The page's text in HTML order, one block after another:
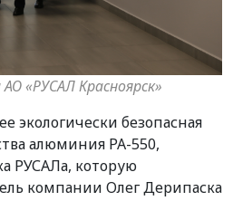
«РУСАЛ Красноярск»
экологически безопасная
алюминия РА-550,
РУСАЛа, которую
компании Олег Дерипаска